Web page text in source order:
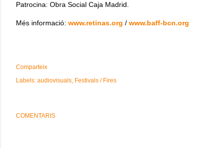
Patrocina: Obra Social Caja Madrid.
Més informació: www.retinas.org / www.baff-bcn.org
Comparteix
Labels: audiovisuals Festivals / Fires
COMENTARIS